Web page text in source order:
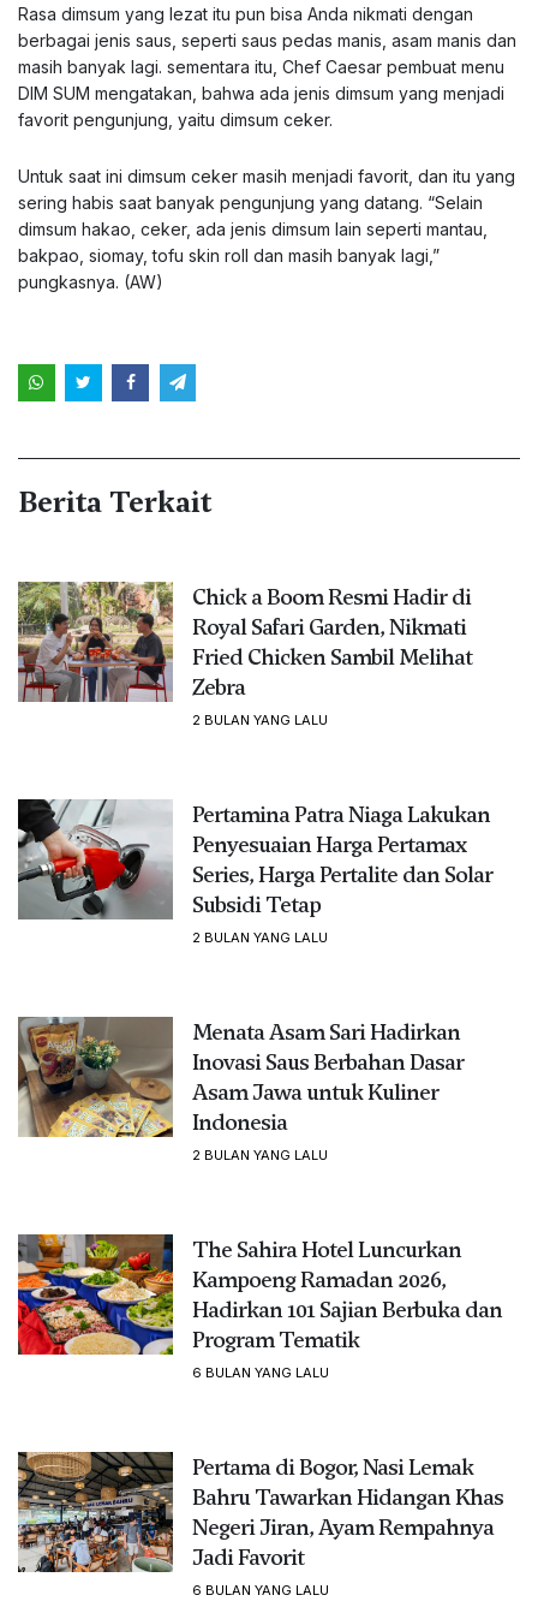
Rasa dimsum yang lezat itu pun bisa Anda nikmati dengan
berbagai jenis saus, seperti saus pedas manis, asam manis dan
masih banyak lagi. sementara itu, Chef Caesar pembuat menu
DIM SUM mengatakan, bahwa ada jenis dimsum yang menjadi
favorit pengunjung, yaitu dimsum ceker.
Untuk saat ini dimsum ceker masih menjadi favorit, dan itu yang
sering habis saat banyak pengunjung yang datang. “Selain
dimsum hakao, ceker, ada jenis dimsum lain seperti mantau,
bakpao, siomay, tofu skin roll dan masih banyak lagi,”
pungkasnya. (AW)
Berita Terkait
Chick a Boom Resmi Hadir di
Royal Safari Garden, Nikmati
Fried Chicken Sambil Melihat
Zebra
2 BULAN YANG LALU
Pertamina Patra Niaga Lakukan
Penyesuaian Harga Pertamax
Series, Harga Pertalite dan Solar
Subsidi Tetap
2 BULAN YANG LALU
Menata Asam Sari Hadirkan
Inovasi Saus Berbahan Dasar
Asam Jawa untuk Kuliner
Indonesia
2 BULAN YANG LALU
The Sahira Hotel Luncurkan
Kampoeng Ramadan 2026,
Hadirkan 101 Sajian Berbuka dan
Program Tematik
6 BULAN YANG LALU
Pertama di Bogor, Nasi Lemak
Bahru Tawarkan Hidangan Khas
Negeri Jiran, Ayam Rempahnya
Jadi Favorit
6 BULAN YANG LALU